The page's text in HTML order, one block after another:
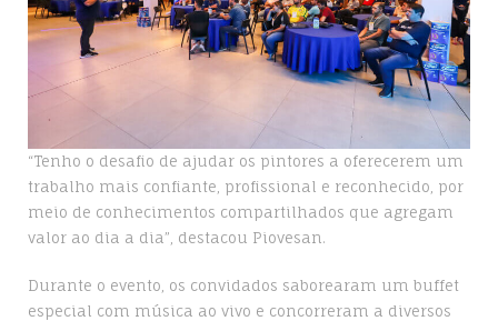
“Tenho o desafio de ajudar os pintores a oferecerem um
trabalho mais confiante, profissional e reconhecido, por
meio de conhecimentos compartilhados que agregam
valor ao dia a dia”, destacou Piovesan.
Durante o evento, os convidados saborearam um buffet
especial com música ao vivo e concorreram a diversos